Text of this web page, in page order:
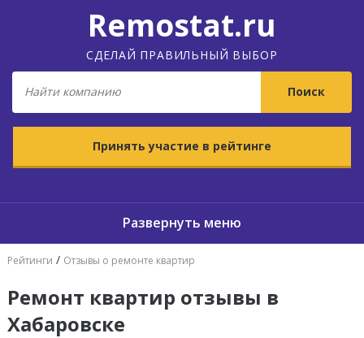
Remostat.ru
СДЕЛАЙ ПРАВИЛЬНЫЙ ВЫБОР
Принять участие в рейтинге
Рейтинги / Отзывы о ремонте квартир
Ремонт квартир отзывы в
Хабаровске